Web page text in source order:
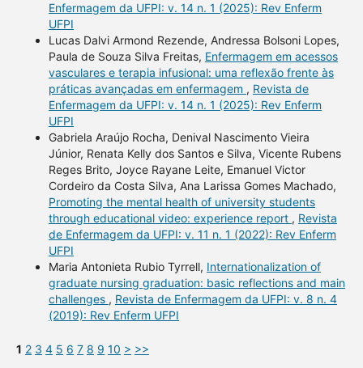
Enfermagem da UFPI: v. 14 n. 1 (2025): Rev Enferm
UFPI
Lucas Dalvi Armond Rezende, Andressa Bolsoni Lopes,
Paula de Souza Silva Freitas, Enfermagem em acessos
vasculares e terapia infusional: uma reflexão frente às
práticas avançadas em enfermagem , Revista de
Enfermagem da UFPI: v. 14 n. 1 (2025): Rev Enferm
UFPI
Gabriela Araújo Rocha, Denival Nascimento Vieira
Júnior, Renata Kelly dos Santos e Silva, Vicente Rubens
Reges Brito, Joyce Rayane Leite, Emanuel Victor
Cordeiro da Costa Silva, Ana Larissa Gomes Machado,
Promoting the mental health of university students
through educational video: experience report , Revista
de Enfermagem da UFPI: v. 11 n. 1 (2022): Rev Enferm
UFPI
Maria Antonieta Rubio Tyrrell, Internationalization of
graduate nursing graduation: basic reflections and main
challenges , Revista de Enfermagem da UFPI: v. 8 n. 4
(2019): Rev Enferm UFPI
1 2 3 4 5 6 7 8 9 10 > >>